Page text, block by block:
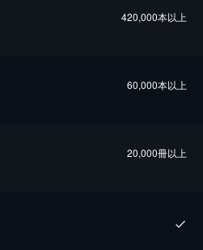
420,000本以上
60,000本以上
20,000冊以上